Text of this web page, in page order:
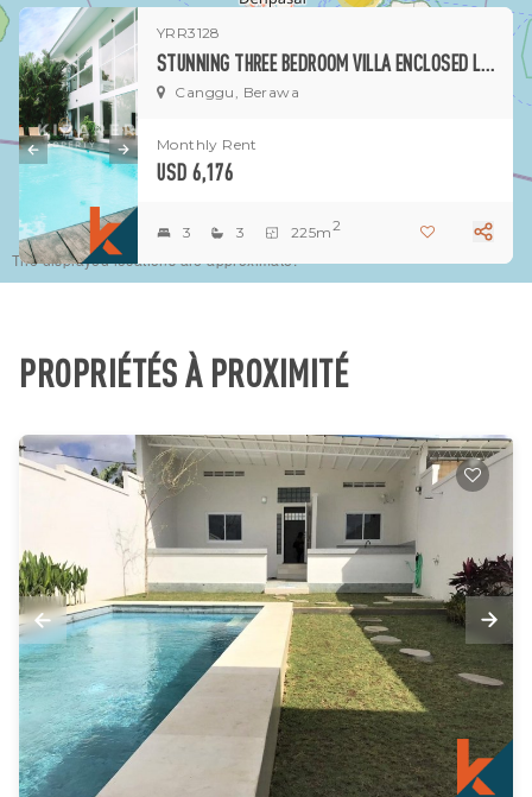
The displayed locations are approximate.
YRR3128
STUNNING THREE BEDROOM VILLA ENCLOSED LIVING ROOM SITUATED IN CANGGU
Canggu, Berawa
Monthly Rent
USD 6,176
3 3 225m2
PROPRIÉTÉS À PROXIMITÉ